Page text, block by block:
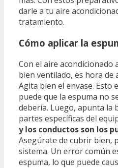
darle a tu aire
tratamiento.
Cómo aplicar la
Con el aire acondicionado
bien ventilado, es hora de
Agita bien el envase. Esto
puede que la espuma no
debería. Luego, apunta la
partes específicas del
y los conductos son los
Asegúrate de cubrir bien,
sistema. Un error común
espuma, lo que puede